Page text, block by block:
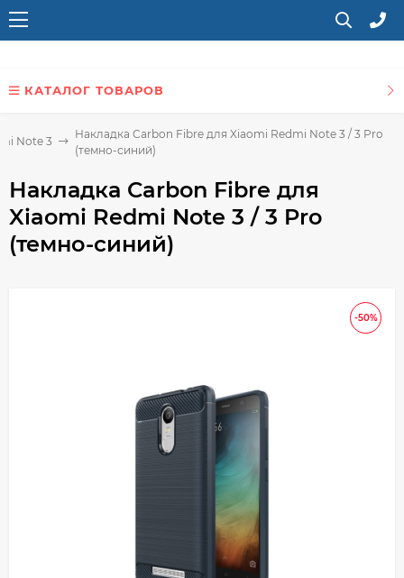
КАТАЛОГ ТОВАРОВ
Note 3
Накладка Carbon Fibre для Xiaomi Redmi Note 3 / 3 Pro
(темно-синий)
Накладка Carbon Fibre для
Xiaomi Redmi Note 3 / 3 Pro
(темно-синий)
-50%